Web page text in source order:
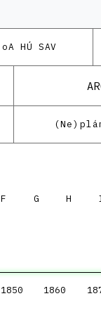
oA HÚ SAV
F G H
1850 1860